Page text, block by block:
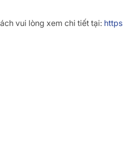
vui lòng xem chi tiết tại: